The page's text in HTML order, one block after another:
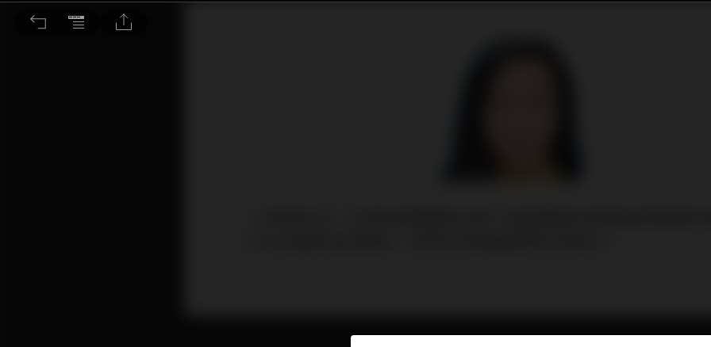
內地漸成環球最大經濟體